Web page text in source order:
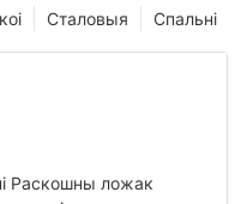
Спальні
Сталовыя